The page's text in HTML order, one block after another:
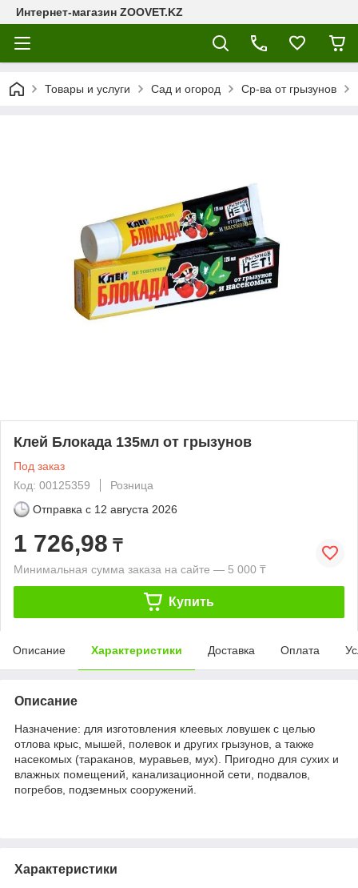
Интернет-магазин ZOOVET.KZ
Товары и услуги Сад и огород Ср-ва от грызунов
Клей Блокада 135мл от грызунов
Под заказ
Код: 00125359
Розница
Отправка с 12 августа 2026
1 726,98 ₸
Минимальная сумма заказа на сайте — 5 000 ₸
Купить
Описание Характеристики Доставка Оплата
Описание
Назначение: для изготовления клеевых ловушек с целью
отлова крыс, мышей, полевок и других грызунов, а также
насекомых (тараканов, муравьев, мух). Пригодно для сухих и
влажных помещений, канализационной сети, подвалов,
погребов, подземных сооружений.
Характеристики